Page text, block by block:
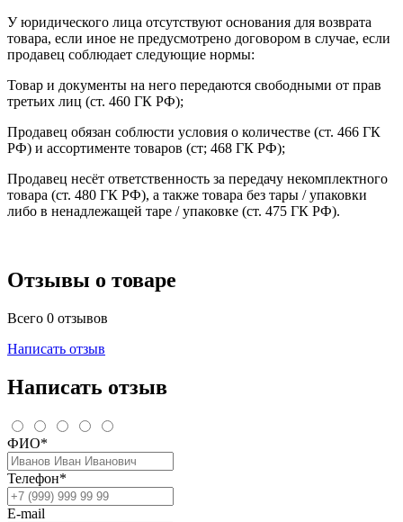
У юридического лица отсутствуют основания для возврата
товара, если иное не предусмотрено договором в случае, если
продавец соблюдает следующие нормы:
Товар и документы на него передаются свободными от прав
третьих лиц (ст. 460 ГК РФ);
Продавец обязан соблюсти условия о количестве (ст. 466 ГК
РФ) и ассортименте товаров (ст; 468 ГК РФ);
Продавец несёт ответственность за передачу некомплектного
товара (ст. 480 ГК РФ), а также товара без тары / упаковки
либо в ненадлежащей таре / упаковке (ст. 475 ГК РФ).
Отзывы о товаре
Всего 0 отзывов
Написать отзыв
Написать отзыв
ФИО*
Телефон*
E-mail